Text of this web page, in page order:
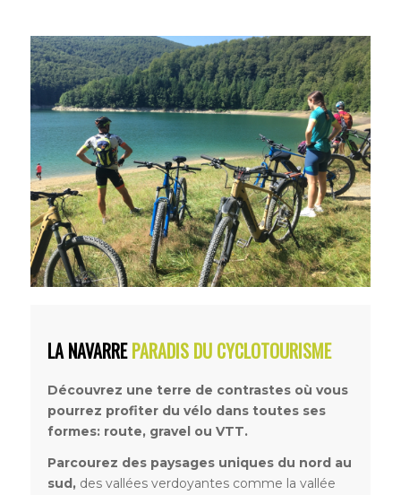
LA NAVARREPARADIS DU CYCLOTOURISME
Découvrez une terre de contrastes où vous
pourrez profiter du vélo dans toutes ses
formes: route, gravel ou VTT.
Parcourez des paysages uniques du nord au
sud, des vallées verdoyantes comme la vallée